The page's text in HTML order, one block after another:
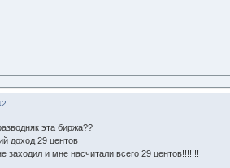
эта биржа??
доход 29 центов
заходил и мне насчитали всего 29 центов!!!!!!!